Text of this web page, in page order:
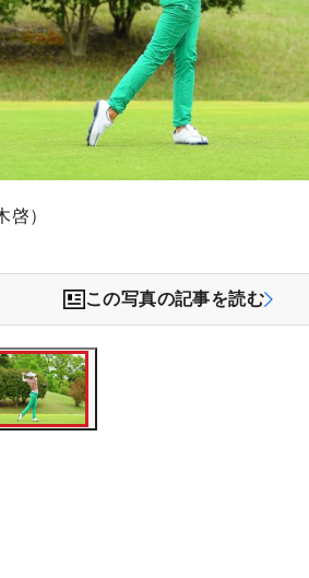
）
この写真の記事を読む